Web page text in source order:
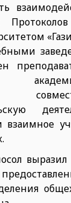
взаимное
выразил